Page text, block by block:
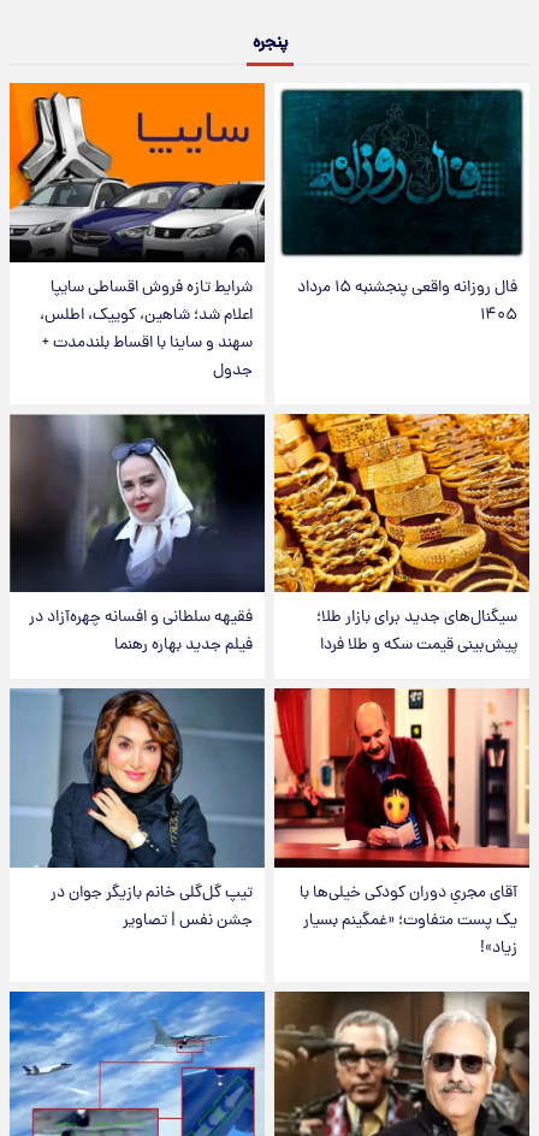
پنجره
فال روزانه واقعی پنجشنبه ۱۵ مرداد
۱۴۰۵
شرایط تازه فروش اقساطی سایپا
اعلام شد؛ شاهین، کوییک، اطلس،
سهند و ساینا با اقساط بلندمدت +
جدول
سیگنال‌های جدید برای بازار طلا؛
پیش‌بینی قیمت سکه و طلا فردا
فقیهه سلطانی و افسانه چهره‌آزاد در
فیلم جدید بهاره رهنما
آقای مجریِ دوران کودکی خیلی‌ها با
یک پست متفاوت؛ «غمگینم بسیار
زیاد»!
تیپ گل‌گلی خانم بازیگر جوان در
جشن نفس | تصاویر